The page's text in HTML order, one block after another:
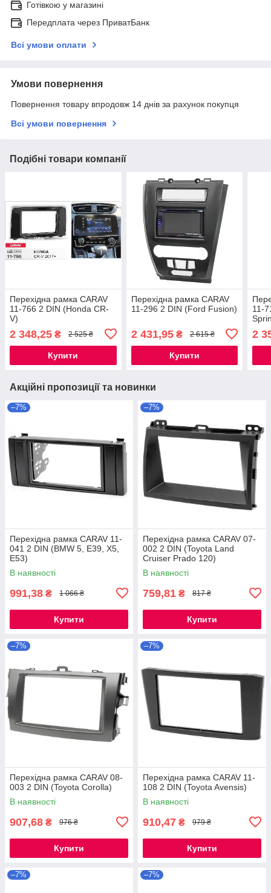
Готівкою у магазині
Передплата через ПриватБанк
Всі умови оплати
Умови повернення
Повернення товару впродовж 14 днів за рахунок покупця
Всі умови повернення
Подібні товари компанії
Перехідна рамка CARAV
11-766 2 DIN (Honda CR-
V)
2 348,25 ₴ 2 525 ₴
Купити
Перехідна рамка CARAV
11-296 2 DIN (Ford Fusion)
2 431,95₴ 2 615 ₴
Купити
11-
2
Акційні пропозиції та новинки
–7%
Перехідна рамка CARAV 11-
041 2 DIN (BMW 5, E39, X5,
E53)
В наявності
991,38 ₴ 1 066 ₴
Купити
–7%
Перехідна рамка CARAV 07-
002 2 DIN (Toyota Land
Cruiser Prado 120)
В наявності
759,81 ₴ 817 ₴
Купити
–7%
Перехідна рамка CARAV 08-
003 2 DIN (Toyota Corolla)
В наявності
907,68 ₴ 976 ₴
Купити
–7%
Перехідна рамка CARAV 11-
108 2 DIN (Toyota Avensis)
В наявності
910,47 ₴ 979 ₴
Купити
–7% –7%